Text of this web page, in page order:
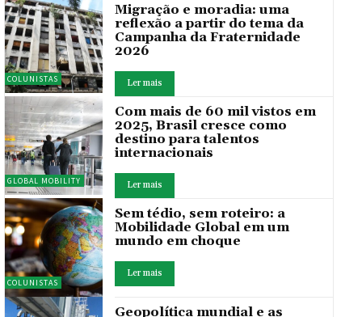
COLUNISTAS
Migração e moradia: uma
reflexão a partir do tema da
Campanha da Fraternidade
2026
Ler mais
GLOBAL MOBILITY
Com mais de 60 mil vistos em
2025, Brasil cresce como
destino para talentos
internacionais
Ler mais
COLUNISTAS
Sem tédio, sem roteiro: a
Mobilidade Global em um
mundo em choque
Ler mais
Geopolítica mundial e as